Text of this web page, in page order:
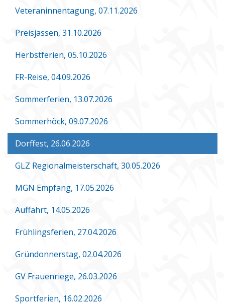
Veteraninnentagung, 07.11.2026
Preisjassen, 31.10.2026
Herbstferien, 05.10.2026
FR-Reise, 04.09.2026
Sommerferien, 13.07.2026
Sommerhöck, 09.07.2026
Dorffest, 26.06.2026
GLZ Regionalmeisterschaft, 30.05.2026
MGN Empfang, 17.05.2026
Auffahrt, 14.05.2026
Frühlingsferien, 27.04.2026
Gründonnerstag, 02.04.2026
GV Frauenriege, 26.03.2026
Sportferien, 16.02.2026